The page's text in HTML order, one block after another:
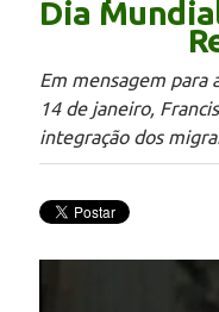
Dia
Em mensagem para
14 de janeiro,
integração dos